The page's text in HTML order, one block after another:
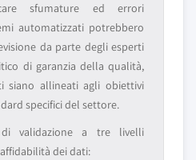
sfumature ed errori
automatizzati potrebbero
da parte degli esperti
di garanzia della qualità,
siano allineati agli obiettivi
specifici del settore.
validazione a tre livelli
dei dati: